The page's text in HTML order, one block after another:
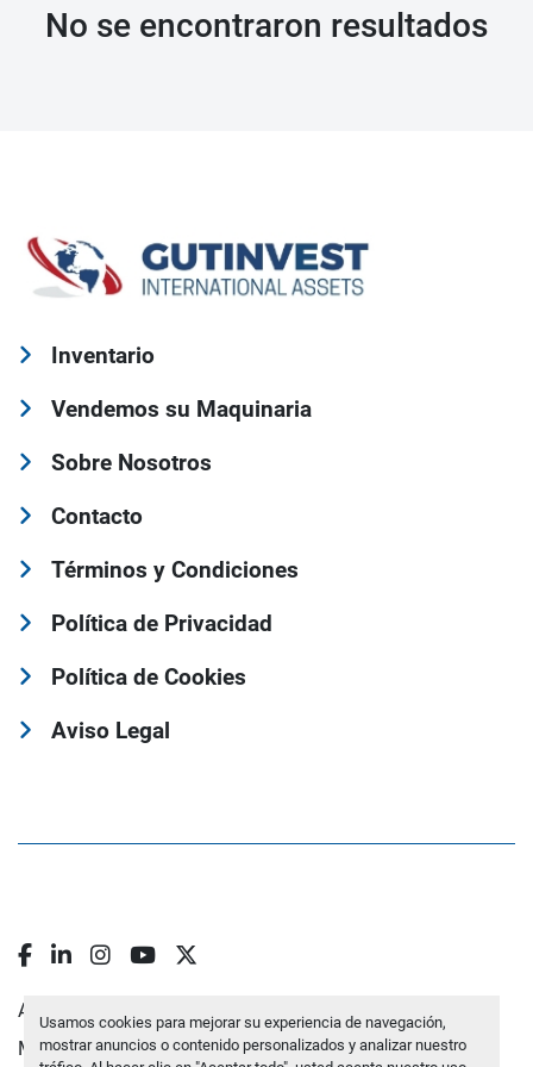
Usamos cookies para mejorar su experiencia de navegación,
mostrar anuncios o contenido personalizados y analizar nuestro
No se encontraron resultados
Inventario
Vendemos su Maquinaria
Sobre Nosotros
Contacto
Términos y Condiciones
Política de Privacidad
Política de Cookies
Aviso Legal
Administrar cookies
Machinio Systemsitio web deMachinio
facebook
linkedininstagram
youtube